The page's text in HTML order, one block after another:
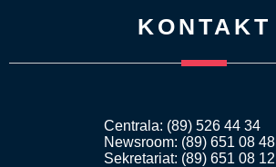
KONTAKT
Centrala: (89) 526 44 34
Newsroom: (89) 651 08 48
Sekretariat: (89) 651 08 12